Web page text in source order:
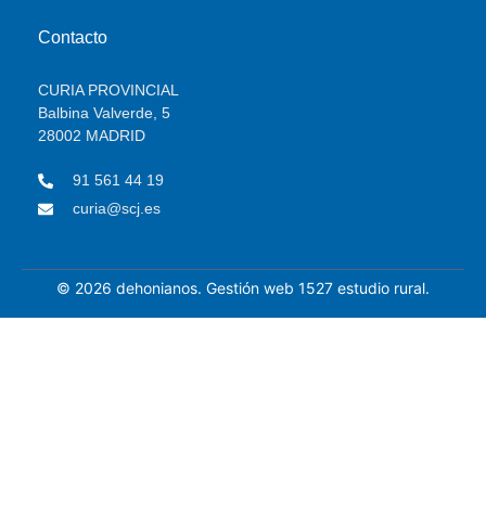
Contacto
CURIA PROVINCIAL
Balbina Valverde, 5
28002 MADRID
91 561 44 19
curia@scj.es
© 2026 dehonianos. Gestión web 1527 estudio rural.